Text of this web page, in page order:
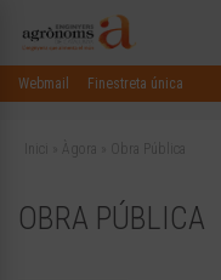
Webmail Finestreta única
Inici Àgora Obra Pública
OBRA PÚBLICA